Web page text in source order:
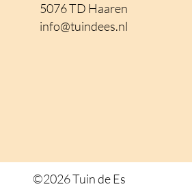
5076 TD Haaren
info@tuindees.nl
©2026 Tuin de Es